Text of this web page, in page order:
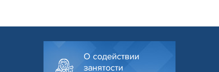
О содействии
занятости